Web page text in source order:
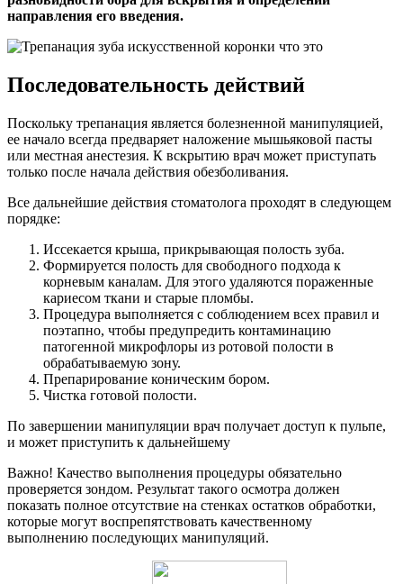
направления его введения.
Последовательность действий
Поскольку трепанация является болезненной манипуляцией,
ее начало всегда предваряет наложение мышьяковой пасты
или местная анестезия. К вскрытию врач может приступать
только после начала действия обезболивания.
Все дальнейшие действия стоматолога проходят в следующем
порядке:
Иссекается крыша, прикрывающая полость зуба.
Формируется полость для свободного подхода к
корневым каналам. Для этого удаляются пораженные
кариесом ткани и старые пломбы.
Процедура выполняется с соблюдением всех правил и
поэтапно, чтобы предупредить контаминацию
патогенной микрофлоры из ротовой полости в
обрабатываемую зону.
Препарирование коническим бором.
Чистка готовой полости.
По завершении манипуляции врач получает доступ к пульпе,
и может приступить к дальнейшему
Важно! Качество выполнения процедуры обязательно
проверяется зондом. Результат такого осмотра должен
показать полное отсутствие на стенках остатков обработки,
которые могут воспрепятствовать качественному
выполнению последующих манипуляций.